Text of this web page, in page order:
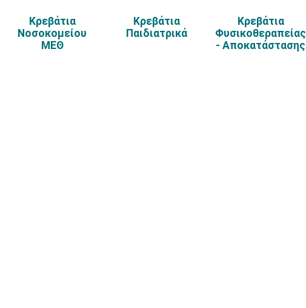
Κρεβάτια
Νοσοκομείου
ΜΕΘ
Κρεβάτια
Παιδιατρικά
Κρεβάτια
Φυσικοθεραπείας
- Αποκατάστασης